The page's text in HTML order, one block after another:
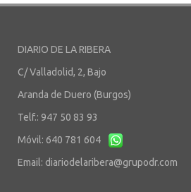
DIARIO DE LA RIBERA
C/ Valladolid, 2, Bajo
Aranda de Duero (Burgos)
Telf.: 947 50 83 93
Móvil: 640 781 604
Email: diariodelaribera@grupodr.com